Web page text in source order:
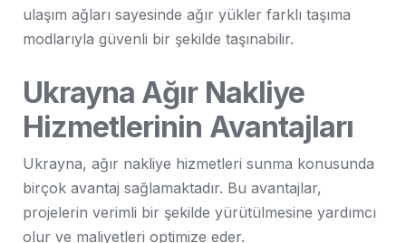
ulaşım ağları sayesinde ağır yükler farklı taşıma
modlarıyla güvenli bir şekilde taşınabilir.
Ukrayna Ağır Nakliye
Hizmetlerinin Avantajları
Ukrayna, ağır nakliye hizmetleri sunma konusunda
birçok avantaj sağlamaktadır. Bu avantajlar,
projelerin verimli bir şekilde yürütülmesine yardımcı
olur ve maliyetleri optimize eder.